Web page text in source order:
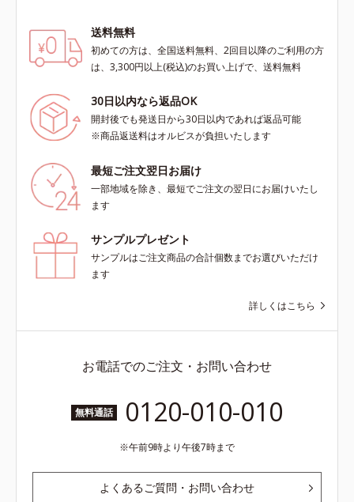
送料無料
初めての方は、全国送料無料、2回目以降のご利用の方
は、3,300円以上(税込)のお買い上げで、送料無料
30日以内なら返品OK
開封後でも発送日から30日以内であれば返品可能
※商品返送料はオルビスが負担いたします
最短ご注文翌日お届け
一部地域を除き、最短でご注文の翌日にお届けいたし
ます
サンプルプレゼント
サンプルはご注文商品の合計個数までお選びいただけ
ます
詳しくはこちら
お電話でのご注文・お問い合わせ
無料通話 0120-010-010
午前9時より午後7時まで
よくあるご質問・お問い合わせ